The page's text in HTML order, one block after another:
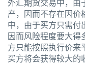
外汇期货交易中，由
产，因而不存在因价
中，由于买方只需付
因而风险程度要大得
方只能按照执行价来
买方将会获得较大的